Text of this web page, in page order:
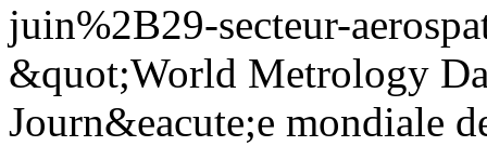
juin%2B29-secteur-
&quot;World Metrology
Journ&eacute;e mondiale